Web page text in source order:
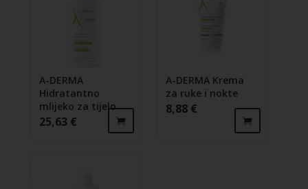
A-DERMA
Hidratantno
mlijeko za tijelo
25,63 €
A-DERMA Krema
za ruke i nokte
8,88 €